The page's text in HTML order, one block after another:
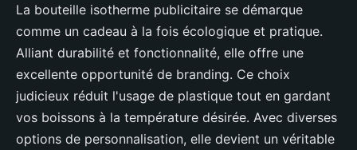
La bouteille isotherme publicitaire se démarque
comme un cadeau à la fois écologique et pratique.
Alliant durabilité et fonctionnalité, elle offre une
excellente opportunité de branding. Ce choix
judicieux réduit l'usage de plastique tout en gardant
vos boissons à la température désirée. Avec diverses
options de personnalisation, elle devient un véritable